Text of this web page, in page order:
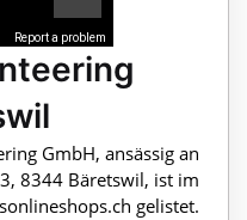
Report a problem
GmbH, ansässig an
8344 Bäretswil, ist im
gelistet.